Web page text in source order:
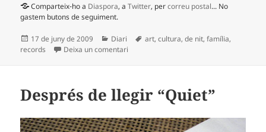
Comparteix-ho a Diaspora, aTwitter, percorreu postal... No
gastem butons de seguiment.
Publicat
el
17 de juny de 2009 Categories
Diari Etiquetes
art,cultura,de nit,família,
records
Deixa un comentari
Després de llegir “Quiet”